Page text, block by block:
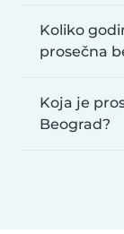
Koliko
prosečna
Koja je
Beograd?